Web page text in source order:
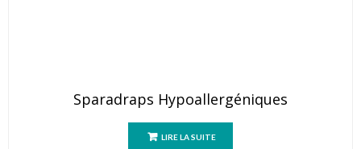
Sparadraps Hypoallergéniques
LIRE LA SUITE